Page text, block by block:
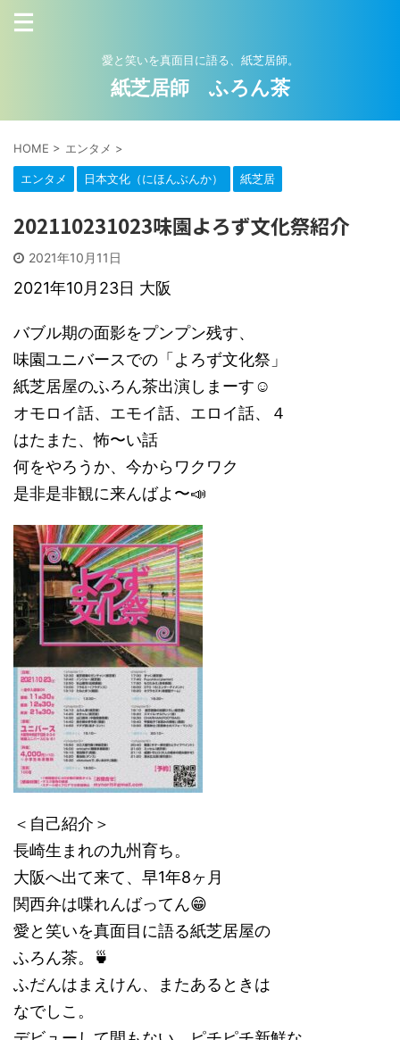
愛と笑いを真面目に語る、紙芝居師。
紙芝居師 ふろん茶
HOME > エンタメ >
エンタメ 日本文化（にほんぶんか） 紙芝居
202110231023味園よろず文化祭紹介
2021年10月11日
2021年10月23日 大阪
バブル期の面影をプンプン残す、
味園ユニバースでの「よろず文化祭」
紙芝居屋のふろん茶出演しまーす☺️
オモロイ話、エモイ話、エロイ話、４
はたまた、怖〜い話
何をやろうか、今からワクワク
是非是非観に来んばよ〜📣
＜自己紹介＞
長崎生まれの九州育ち。
大阪へ出て来て、早1年8ヶ月
関西弁は喋れんばってん😁
愛と笑いを真面目に語る紙芝居屋の
ふろん茶。🍵
ふだんはまえけん、またあるときは
なでしこ。